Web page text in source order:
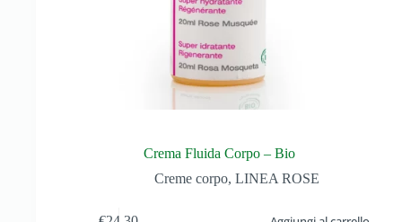
Crema Fluida Corpo – Bio
Creme corpo, LINEA ROSE